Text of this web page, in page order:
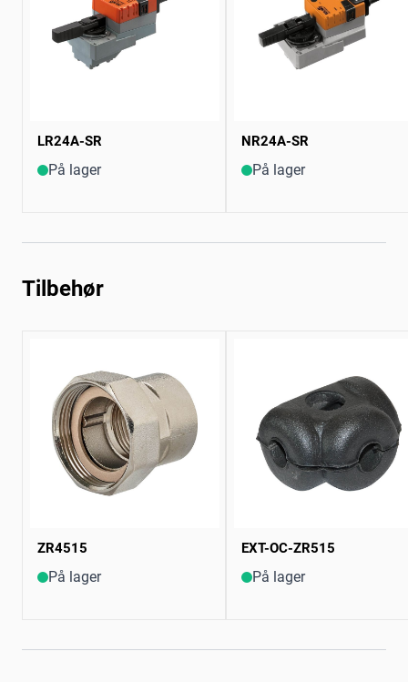
LR24A-SR
På lager
NR24A-SR
På lager
Tilbehør
ZR4515
På lager
EXT-OC-ZR515
På lager